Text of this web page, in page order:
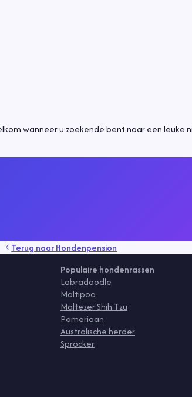
wanneer u zoekende bent naar een leuke
Terug naarHondenpension
Populaire hondenrassen
Labradoodle
Maltipoo
Maltezer Shih Tzu
Pomeriaan
Australische herder
Sprocker